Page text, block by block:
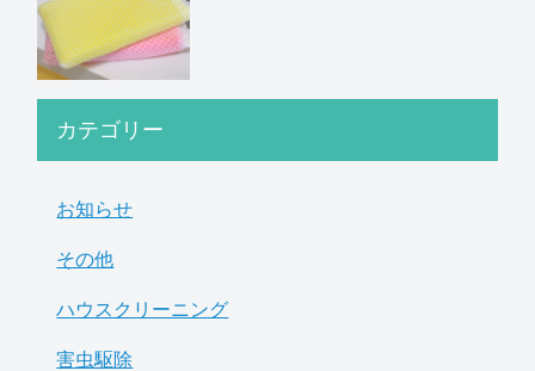
カテゴリー
お知らせ
その他
ハウスクリーニング
害虫駆除